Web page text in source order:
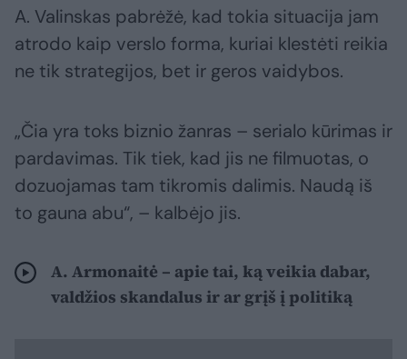
A. Valinskas pabrėžė, kad tokia situacija jam
atrodo kaip verslo forma, kuriai klestėti reikia
ne tik strategijos, bet ir geros vaidybos.
„Čia yra toks biznio žanras – serialo kūrimas ir
pardavimas. Tik tiek, kad jis ne filmuotas, o
dozuojamas tam tikromis dalimis. Naudą iš
to gauna abu“, – kalbėjo jis.
A. Armonaitė – apie tai, ką veikia dabar,
valdžios skandalus ir ar grįš į politiką